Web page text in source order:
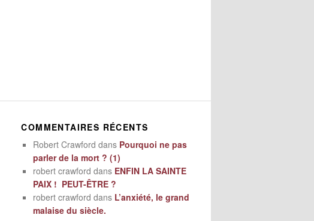
COMMENTAIRES RÉCENTS
Robert Crawford dans Pourquoi ne pas
parler de la mort ? (1)
robert crawford dans ENFIN LA SAINTE
PAIX ! PEUT-ÊTRE ?
robert crawford dans L’anxiété, le grand
malaise du siècle.